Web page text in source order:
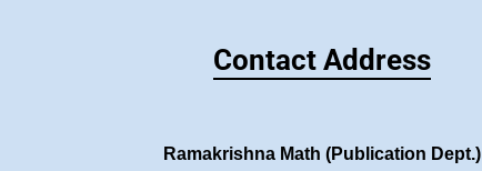
Contact Address
Ramakrishna Math (Publication Dept.)